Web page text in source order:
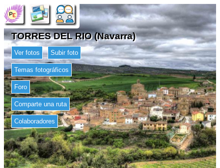
TORRES DEL RIO (Navarra)
Ver fotos Subir foto
Temas fotográficos
Foro
Comparte una ruta
Colaboradores